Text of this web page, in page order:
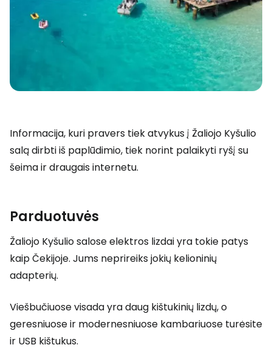
Informacija, kuri pravers tiek atvykus į Žaliojo Kyšulio
salą dirbti iš paplūdimio, tiek norint palaikyti ryšį su
šeima ir draugais internetu.
Parduotuvės
Žaliojo Kyšulio salose elektros lizdai yra tokie patys
kaip Čekijoje. Jums neprireiks jokių kelioninių
adapterių.
Viešbučiuose visada yra daug kištukinių lizdų, o
geresniuose ir modernesniuose kambariuose turėsite
ir USB kištukus.